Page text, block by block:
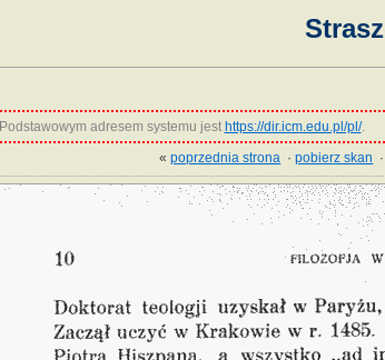
Podstawowym adresem systemu jest https://dir.icm.edu.pl/pl/.
«poprzednia strona ·pobierz skan